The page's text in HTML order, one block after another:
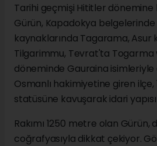
Tarihi geçmişi Hititler
Gürün, Kapadokya
kaynaklarında Tagarama, Asur
Tilgarimmu, Tevrat'ta Togarma
döneminde Gauraina isimleriyle
Osmanlı hakimiyetine giren ilçe,
statüsüne kavuşarak idari
Rakımı 1250 metre olan Gürün,
coğrafyasıyla dikkat çekiyor.